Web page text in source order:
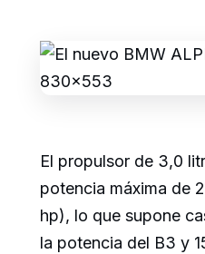
El propulsor de 3,0
potencia máxima de
hp), lo que supone
la potencia del B3 y